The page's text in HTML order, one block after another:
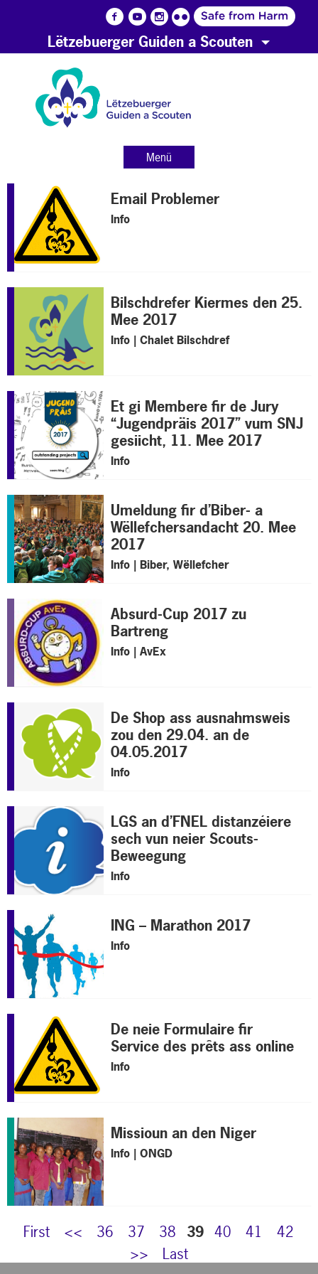
Lëtzebuerger Guiden a Scouten
Menü
Email Problemer
Info
Bilschdrefer Kiermes den 25.
Mee 2017
Info | Chalet Bilschdref
Et gi Membere fir de Jury
“Jugendpräis 2017” vum SNJ
gesiicht, 11. Mee 2017
Info
Umeldung fir d’Biber- a
Wëllefchersandacht 20. Mee
2017
Info | Biber, Wëllefcher
Absurd-Cup 2017 zu
Bartreng
Info | AvEx
De Shop ass ausnahmsweis
zou den 29.04. an de
04.05.2017
Info
LGS an d’FNEL distanzéiere
sech vun neier Scouts-
Beweegung
Info
ING – Marathon 2017
Info
De neie Formulaire fir
Service des prêts ass online
Info
Missioun an den Niger
Info | ONGD
First << 36 37 38 39 40 41
42
>>
Last